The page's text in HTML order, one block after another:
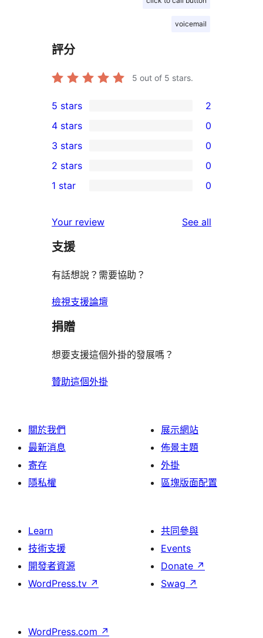
voicemail
評分
5 out of 5 stars.
2
5-
star
reviews
5 stars 2
4-
star
reviews
4 stars 0
0
3-
star
3 stars 0
2-
reviews
2 stars 0
star
reviews
1 star 0
Your review See all
支援
有話想說？需要協助？
檢視支援論壇
捐贈
想要支援這個外掛的發展嗎？
贊助這個外掛
關於我們
最新消息
寄存
隱私權
展示網站
佈景主題
外掛
區塊版面配置
Learn
技術支援
開發者資源
WordPress.tv ↗
共同參與
Events
Donate ↗
Swag ↗
WordPress.com ↗